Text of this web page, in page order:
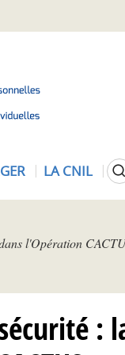
N
LA CNIL
l'Opération
: